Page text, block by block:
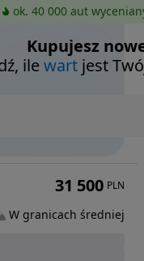
ok. 40 000 aut
Kupujesz
ilewart jest
31 500 PLN
W granicach średniej